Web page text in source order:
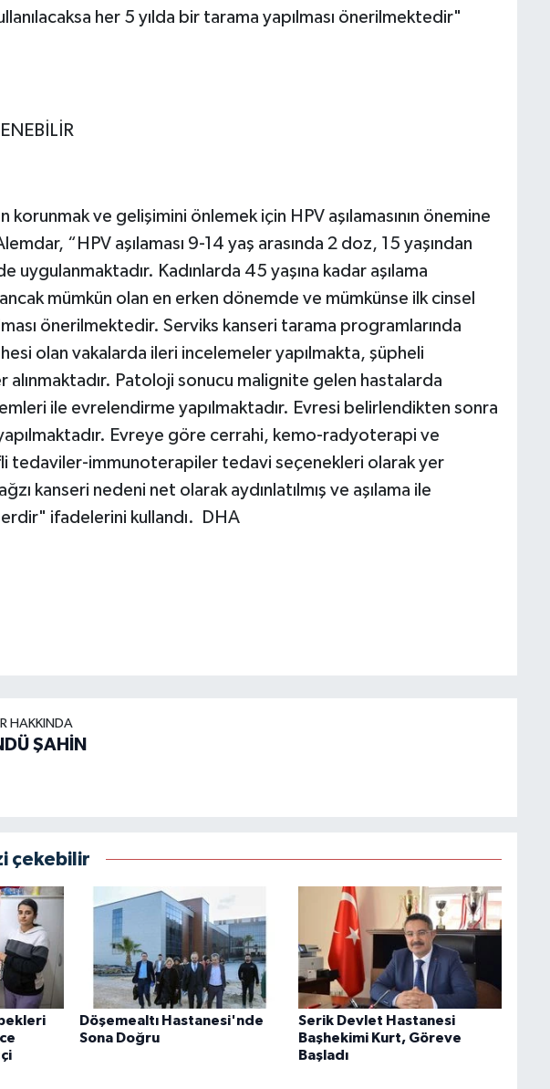
her 5 yılda bir tarama yapılması önerilmektedir"
korunmak ve gelişimini önlemek için HPV aşılamasının önemine
“HPV aşılaması 9-14 yaş arasında 2 doz, 15 yaşından
uygulanmaktadır. Kadınlarda 45 yaşına kadar aşılama
mümkün olan en erken dönemde ve mümkünse ilk cinsel
önerilmektedir. Serviks kanseri tarama programlarında
olan vakalarda ileri incelemeler yapılmakta, şüpheli
alınmaktadır. Patoloji sonucu malignite gelen hastalarda
ile evrelendirme yapılmaktadır. Evresi belirlendikten sonra
Evreye göre cerrahi, kemo-radyoterapi ve
tedaviler-immunoterapiler tedavi seçenekleri olarak yer
kanseri nedeni net olarak aydınlatılmış ve aşılama ile
ifadelerini kullandı. DHA
HAKKINDA
ŞAHİN
çekebilir
Döşemealtı Hastanesi'nde
Sona Doğru
Serik Devlet Hastanesi
Başhekimi Kurt, Göreve
Başladı